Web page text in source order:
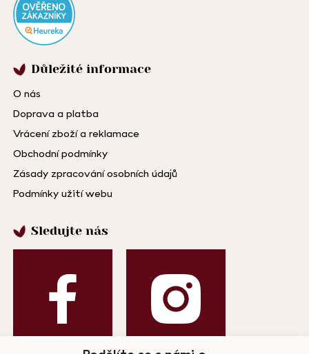
Důležité informace
O nás
Doprava a platba
Vrácení zboží a reklamace
Obchodní podmínky
Zásady zpracování osobních údajů
Podmínky užití webu
Sledujte nás